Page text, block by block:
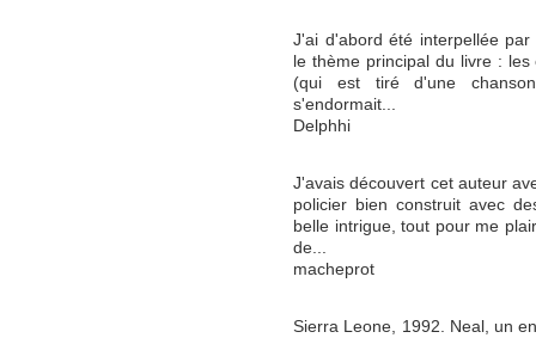
J'ai d'abord été interpellée
le thème principal du livre :
(qui est tiré d'une
s'endormait...
Delphhi
J'avais découvert cet auteur
policier bien construit avec
belle intrigue, tout pour me
de...
macheprot
Sierra Leone, 1992. Neal, un